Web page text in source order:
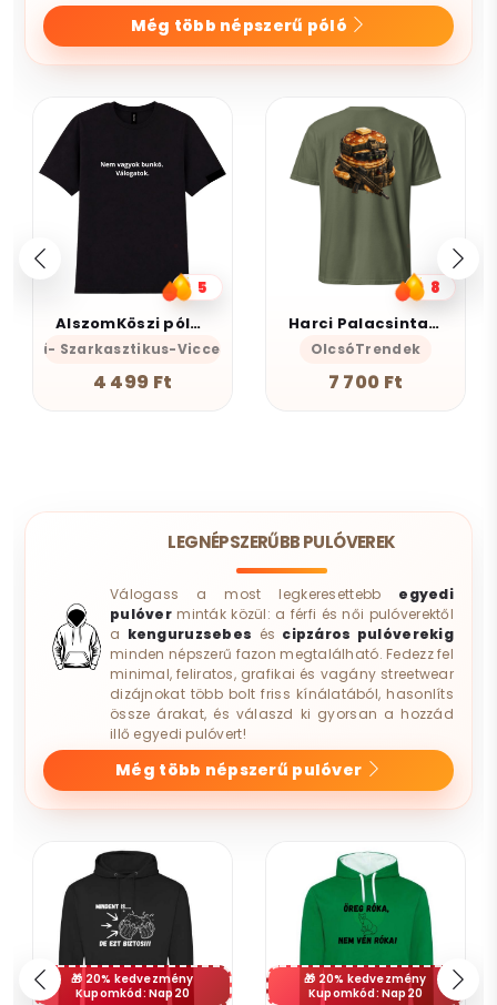
Még több népszerű póló
5
AlszomKöszi póló - Nem vagyok bunkó - Válogatok
Szarkasztikus-Vicces-Önazonos
4 499 Ft
8
Harci Palacsinta - Grafikus Unisex Póló
OlcsóTrendek
7 700 Ft
LEGNÉPSZERŰBB PULÓVEREK
Válogass a most legkeresettebb egyedi
pulóverminták közül: a férfi és női pulóverektől
a kenguruzsebes és cipzáros pulóverekig
minden népszerű fazon megtalálható. Fedezz fel
minimal, feliratos, grafikai és vagány streetwear
dizájnokat több bolt friss kínálatából, hasonlíts
össze árakat, és válaszd ki gyorsan a hozzád
illő egyedi pulóvert!
Még több népszerű pulóver
20% kedvezmény
Kupomkód: Nap20
20% kedvezmény
Kupomkód: Nap20